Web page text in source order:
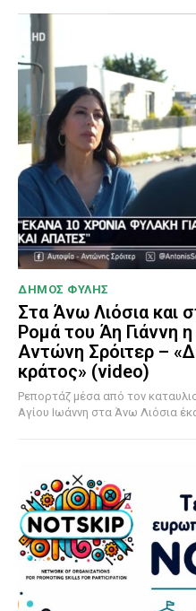
ΔΗΜΟΣ ΦΥΛΗΣ
Στα Άνω Λιόσια και
Ρομά του Άη Γιάννη
Αντώνη Σρόιτερ –
κράτος» (video)
Ρεπορτάζ μέσα από τον
Αγίου Ιωάννη στα Άνω Λιόσια